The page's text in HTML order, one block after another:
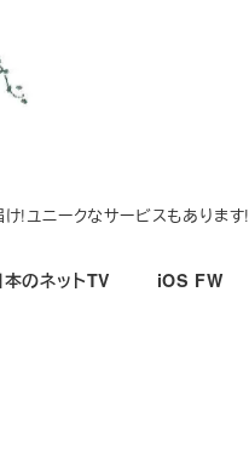
!ユニークなサービスもあります!
のネットTV iOS FW